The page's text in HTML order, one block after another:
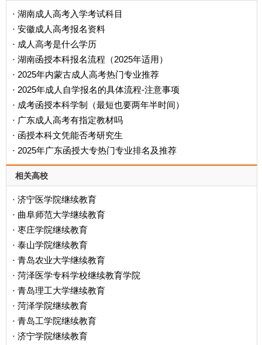
· 湖南成人高考入学考试科目
· 安徽成人高考报名资料
· 成人高考是什么学历
· ‌湖南函授本科报名流程（2025年适用）‌
· 2025年内蒙古成人高考热门专业推荐
· 2025年成人自学报名的具体流程-注意事项
· 成考函授本科学制（最短也要两年半时间）
· 广东成人高考有指定教材吗
· 函授本科文凭能否考研究生
· 2025年广东函授大专热门专业排名及推荐
相关高校
· 济宁医学院继续教育
· 曲阜师范大学继续教育
· 枣庄学院继续教育
· 泰山学院继续教育
· 青岛农业大学继续教育
· 菏泽医学专科学校继续教育学院
· 青岛理工大学继续教育
· 菏泽学院继续教育
· 青岛工学院继续教育
· 济宁学院继续教育